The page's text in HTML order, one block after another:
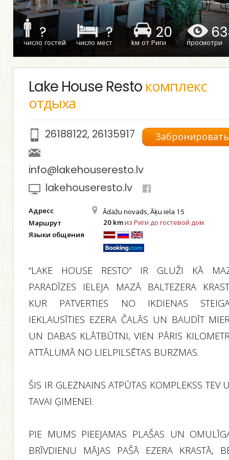
?
число гостей
?
число мест
20
kм от Риги просмотри
Lake House Resto комплекс
отдыха
Забронировать
26188122, 26135917
info@lakehouseresto.lv
lakehouseresto.lv
Адресс Ādažu novads, Āķu iela 15
Маршрут 20 kmиз Риги до гостевой дом
Языки общения
“LAKE HOUSE RESTO” IR GLUŽI KĀ
PARADĪZES IELEJA MAZĀ BALTEZERA
KUR PATVERTIES NO IKDIENAS
IEKLAUSĪTIES EZERA ČALĀS UN BAUDĪT
UN DABAS KLĀTBŪTNI, VIEN PĀRIS
ATTĀLUMĀ NO LIELPILSĒTAS BURZMAS.
ŠIS IR GLEZNAINS ATPŪTAS KOMPLEKSS TEV
TAVAI ĢIMENEI.
PIE MUMS PIEEJAMAS PLAŠAS UN
BRĪVDIENU MĀJAS PAŠĀ EZERA KRASTĀ,